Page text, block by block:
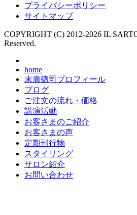
プライバシーポリシー
サイトマップ
COPYRIGHT (C) 2012-2026 IL
Reserved.
home
末廣徳司プロフィール
ブログ
ご注文の流れ・価格
講演活動
お客さまのご紹介
お客さまの声
定期刊行物
スタイリング
サロン紹介
お問い合わせ